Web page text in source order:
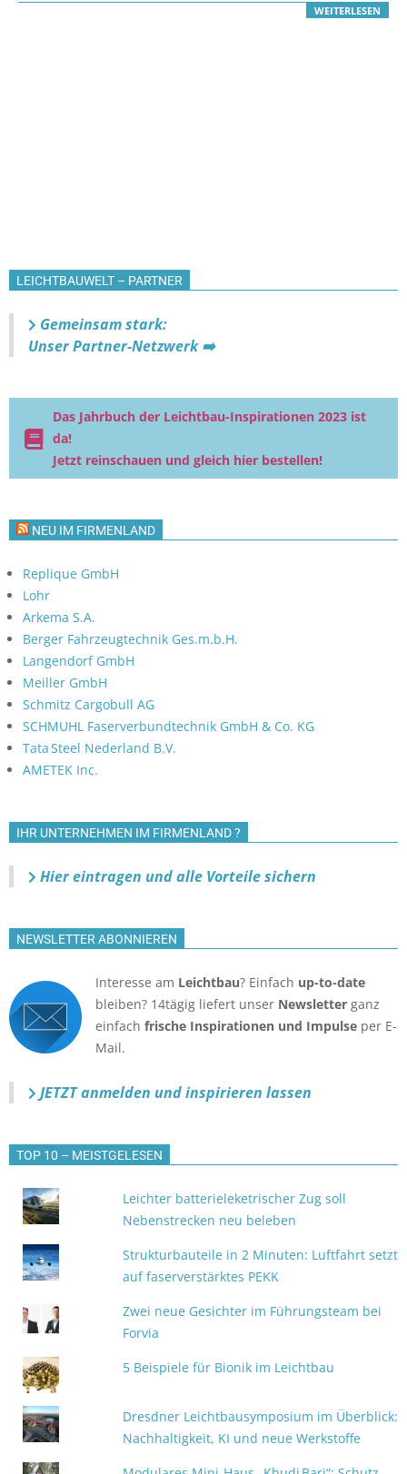
WEITERLESEN
LEICHTBAUWELT – PARTNER
Gemeinsam stark:
Unser Partner-Netzwerk ➡️
Das Jahrbuch der Leichtbau-Inspirationen 2023 ist
da!
Jetzt reinschauen und gleich hier bestellen!
NEU IM FIRMENLAND
Replique GmbH
Lohr
Arkema S.A.
Berger Fahrzeugtechnik Ges.m.b.H.
Langendorf GmbH
Meiller GmbH
Schmitz Cargobull AG
SCHMUHL Faserverbundtechnik GmbH & Co. KG
Tata Steel Nederland B.V.
AMETEK Inc.
IHR UNTERNEHMEN IM FIRMENLAND ?
Hier eintragen und alle Vorteile sichern
NEWSLETTER ABONNIEREN
Interesse am Leichtbau? Einfach up-to-date
bleiben? 14tägig liefert unser Newsletter ganz
einfach frische Inspirationen und Impulse per E-
Mail.
JETZT anmelden und inspirieren lassen
TOP 10 – MEISTGELESEN
Leichter batterieleketrischer Zug soll
Nebenstrecken neu beleben
Strukturbauteile in 2 Minuten: Luftfahrt setzt
auf faserverstärktes PEKK
Zwei neue Gesichter im Führungsteam bei
Forvia
5 Beispiele für Bionik im Leichtbau
Dresdner Leichtbausymposium im Überblick:
Nachhaltigkeit, KI und neue Werkstoffe